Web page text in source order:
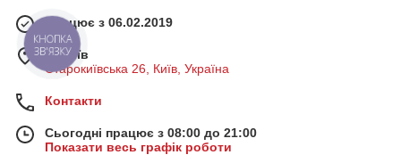
Працює з 06.02.2019
м. Київ
Старокиївська 26, Київ, Україна
Контакти
Сьогодні працює з 08:00 до 21:00
Показати весь графік роботи